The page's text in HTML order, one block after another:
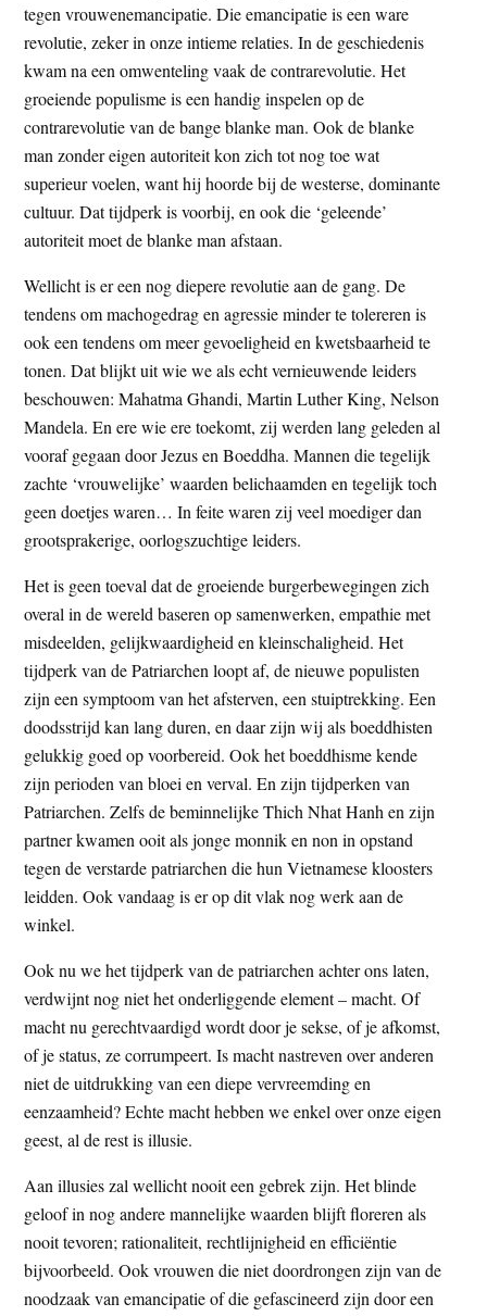
tegen vrouwenemancipatie. Die emancipatie is een ware
revolutie, zeker in onze intieme relaties. In de geschiedenis
kwam na een omwenteling vaak de contrarevolutie. Het
groeiende populisme is een handig inspelen op de
contrarevolutie van de bange blanke man. Ook de blanke
man zonder eigen autoriteit kon zich tot nog toe wat
superieur voelen, want hij hoorde bij de westerse, dominante
cultuur. Dat tijdperk is voorbij, en ook die ‘geleende’
autoriteit moet de blanke man afstaan.
Wellicht is er een nog diepere revolutie aan de gang. De
tendens om machogedrag en agressie minder te tolereren is
ook een tendens om meer gevoeligheid en kwetsbaarheid te
tonen. Dat blijkt uit wie we als echt vernieuwende leiders
beschouwen: Mahatma Ghandi, Martin Luther King, Nelson
Mandela. En ere wie ere toekomt, zij werden lang geleden al
vooraf gegaan door Jezus en Boeddha. Mannen die tegelijk
zachte ‘vrouwelijke’ waarden belichaamden en tegelijk toch
geen doetjes waren… In feite waren zij veel moediger dan
grootsprakerige, oorlogszuchtige leiders.
Het is geen toeval dat de groeiende burgerbewegingen zich
overal in de wereld baseren op samenwerken, empathie met
misdeelden, gelijkwaardigheid en kleinschaligheid. Het
tijdperk van de Patriarchen loopt af, de nieuwe populisten
zijn een symptoom van het afsterven, een stuiptrekking. Een
doodsstrijd kan lang duren, en daar zijn wij als boeddhisten
gelukkig goed op voorbereid. Ook het boeddhisme kende
zijn perioden van bloei en verval. En zijn tijdperken van
Patriarchen. Zelfs de beminnelijke Thich Nhat Hanh en zijn
partner kwamen ooit als jonge monnik en non in opstand
tegen de verstarde patriarchen die hun Vietnamese kloosters
leidden. Ook vandaag is er op dit vlak nog werk aan de
winkel.
Ook nu we het tijdperk van de patriarchen achter ons laten,
verdwijnt nog niet het onderliggende element – macht. Of
macht nu gerechtvaardigd wordt door je sekse, of je afkomst,
of je status, ze corrumpeert. Is macht nastreven over anderen
niet de uitdrukking van een diepe vervreemding en
eenzaamheid? Echte macht hebben we enkel over onze eigen
geest, al de rest is illusie.
Aan illusies zal wellicht nooit een gebrek zijn. Het blinde
geloof in nog andere mannelijke waarden blijft floreren als
nooit tevoren; rationaliteit, rechtlijnigheid en efficiëntie
bijvoorbeeld. Ook vrouwen die niet doordrongen zijn van de
noodzaak van emancipatie of die gefascineerd zijn door een